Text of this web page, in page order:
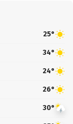
25°
34°
24°
26°
30°